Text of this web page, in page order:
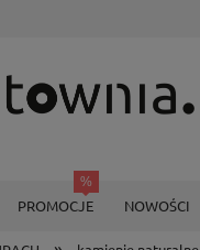
PROMOCJE NOWOŚCI